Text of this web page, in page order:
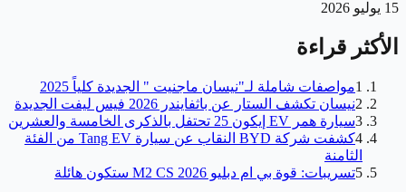
15 يوليو 2026
الأكثر قراءة
1مواصفات شاملة لـ"نيسان ماجنيت " الجديدة كلياً 2025
2نيسان تكشف الستار عن باثفايندر 2026 فيس ليفت الجديدة
3سيارة همر EV إيكون 25 تحتفل بالذكرى الخامسة والعشرين
4
كشفت شركة BYD النقاب عن سيارة Tang EV من الفئة
الثامنة
5تسريبات: قوة بي ام دبليو M2 CS 2026 ستكون هائلة